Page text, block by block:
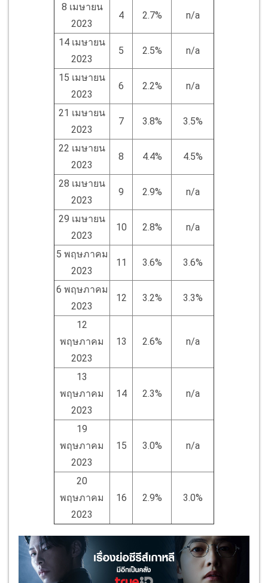
8 เมษายน
2023
4 2.7% n/a
14 เมษายน
2023
5 2.5% n/a
15 เมษายน
2023
6 2.2% n/a
21 เมษายน
2023
7 3.8% 3.5%
22 เมษายน
2023
8 4.4% 4.5%
28 เมษายน
2023
9 2.9% n/a
29 เมษายน
2023
10 2.8% n/a
5 พฤษภาคม
2023
11 3.6% 3.6%
6 พฤษภาคม
2023
12 3.2% 3.3%
12
พฤษภาคม
2023
13 2.6% n/a
13
พฤษภาคม
2023
14 2.3% n/a
19
พฤษภาคม
2023
15 3.0% n/a
20
พฤษภาคม
2023
16 2.9% 3.0%